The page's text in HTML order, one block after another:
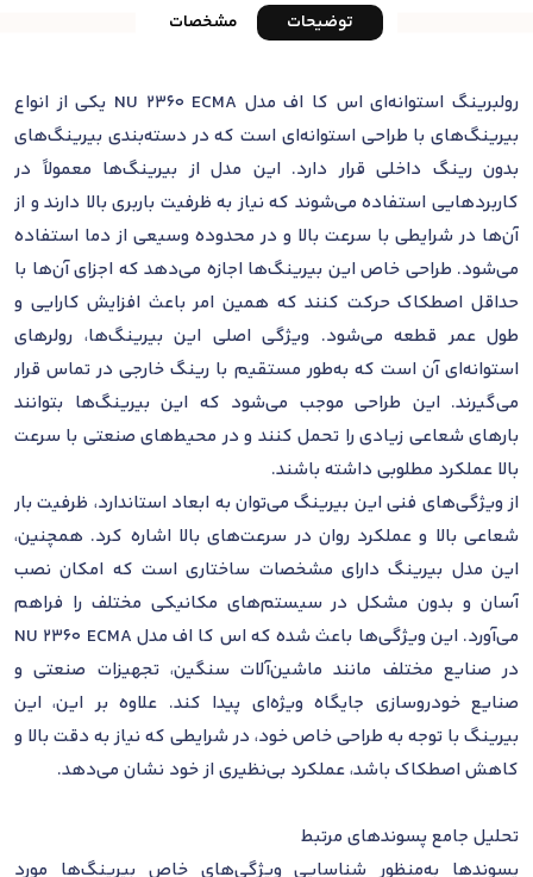
توضیحات مشخصات
رولبرینگ استوانه‌ای اس کا اف مدل NU 2360 ECMA یکی از انواع
بیرینگ‌های با طراحی استوانه‌ای است که در دسته‌بندی بیرینگ‌های
بدون رینگ داخلی قرار دارد. این مدل از بیرینگ‌ها معمولاً در
کاربردهایی استفاده می‌شوند که نیاز به ظرفیت باربری بالا دارند و از
آن‌ها در شرایطی با سرعت بالا و در محدوده وسیعی از دما استفاده
می‌شود. طراحی خاص این بیرینگ‌ها اجازه می‌دهد که اجزای آن‌ها با
حداقل اصطکاک حرکت کنند که همین امر باعث افزایش کارایی و
طول عمر قطعه می‌شود. ویژگی اصلی این بیرینگ‌ها، رولرهای
استوانه‌ای آن است که به‌طور مستقیم با رینگ خارجی در تماس قرار
می‌گیرند. این طراحی موجب می‌شود که این بیرینگ‌ها بتوانند
بارهای شعاعی زیادی را تحمل کنند و در محیط‌های صنعتی با سرعت
بالا عملکرد مطلوبی داشته باشند.
از ویژگی‌های فنی این بیرینگ می‌توان به ابعاد استاندارد، ظرفیت بار
شعاعی بالا و عملکرد روان در سرعت‌های بالا اشاره کرد. همچنین،
این مدل بیرینگ دارای مشخصات ساختاری است که امکان نصب
آسان و بدون مشکل در سیستم‌های مکانیکی مختلف را فراهم
می‌آورد. این ویژگی‌ها باعث شده که اس کا اف مدل NU 2360 ECMA
در صنایع مختلف مانند ماشین‌آلات سنگین، تجهیزات صنعتی و
صنایع خودروسازی جایگاه ویژه‌ای پیدا کند. علاوه بر این، این
بیرینگ با توجه به طراحی خاص خود، در شرایطی که نیاز به دقت بالا و
کاهش اصطکاک باشد، عملکرد بی‌نظیری از خود نشان می‌دهد.
تحلیل جامع پسوندهای مرتبط
پسوندها به‌منظور شناسایی ویژگی‌های خاص بیرینگ‌ها مورد